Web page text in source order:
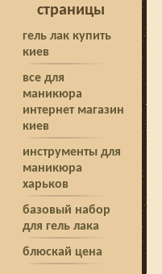
страницы
гель лак купить
киев
все для
маникюра
интернет магазин
киев
инструменты для
маникюра
харьков
базовый набор
для гель лака
блюскай цена